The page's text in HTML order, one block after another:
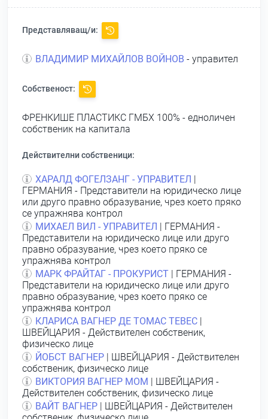
Представляващ/и:
ВЛАДИМИР МИХАЙЛОВ ВОЙНОВ - управител
Собственост:
ФРЕНКИШЕ ПЛАСТИКС ГМБХ 100% - едноличен
собственик на капитала
Действителни собственици:
ХАРАЛД ФОГЕЛЗАНГ - УПРАВИТЕЛ
ГЕРМАНИЯ - Представители на юридическо лице
или друго правно образувание, чрез което пряко
се упражнява контрол
МИХАЕЛ ВИЛ - УПРАВИТЕЛ
| ГЕРМАНИЯ -
Представители на юридическо лице или друго
правно образувание, чрез което пряко се
упражнява контрол
МАРК ФРАЙТАГ - ПРОКУРИСТ | ГЕРМАНИЯ -
Представители на юридическо лице или друго
правно образувание, чрез което пряко се
упражнява контрол
КЛАРИСА ВАГНЕР ДЕ ТОМАС ТЕВЕС
ШВЕЙЦАРИЯ - Действителен собственик,
физическо лице
ЙОБСТ ВАГНЕР | ШВЕЙЦАРИЯ - Действителен
собственик, физическо лице
ВИКТОРИЯ ВАГНЕР МОМ
| ШВЕЙЦАРИЯ -
Действителен собственик, физическо лице
ВАЙТ ВАГНЕР | ШВЕЙЦАРИЯ - Действителен